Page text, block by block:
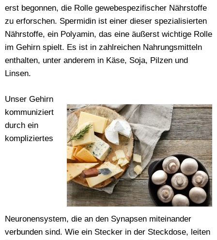
erst begonnen, die Rolle gewebespezifischer Nährstoffe
zu erforschen. Spermidin ist einer dieser spezialisierten
Nährstoffe, ein Polyamin, das eine äußerst wichtige Rolle
im Gehirn spielt. Es ist in zahlreichen Nahrungsmitteln
enthalten, unter anderem in Käse, Soja, Pilzen und
Linsen.
Unser Gehirn
kommuniziert
durch ein
kompliziertes
Neuronensystem, die an den Synapsen miteinander
verbunden sind. Wie ein Stecker in der Steckdose, leiten